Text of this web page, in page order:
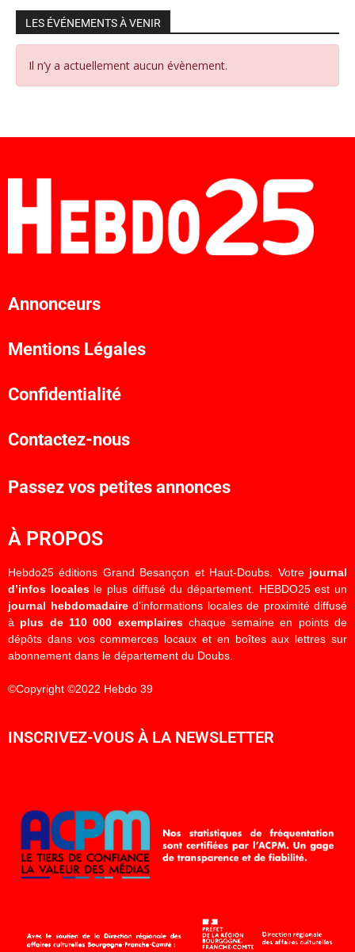
LES ÉVÉNEMENTS À VENIR
Il n’y a actuellement aucun évènement.
Annonceurs
Mentions Légales
Confidentialité
Contactez-nous
Passez vos petites annonces
À PROPOS
Hebdo25 éditions Grand Besançon et Haut-Doubs. Votre journal
d’infos localesle plus diffusé du département. HEBDO25 est un
journal hebdomadaired’informations locales de proximité diffusé
à plus de 110 000 exemplaireschaque semaine en points de
dépôts dans vos commerces locaux et en boîtes aux lettres sur
abonnement dans le département du Doubs.
©Copyright ©2022 Hebdo 39
INSCRIVEZ-VOUS À LA NEWSLETTER